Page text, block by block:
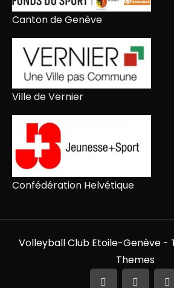
Canton de Genève
Ville de Vernier
Confédération Helvétique
Volleyball Club Etoile-Genève -
Themes